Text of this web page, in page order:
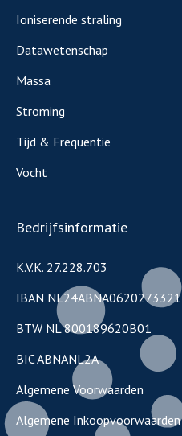
Ioniserende straling
Datawetenschap
Massa
Stroming
Tijd & Frequentie
Vocht
Bedrijfsinformatie
K.V.K. 27.228.703
IBAN NL24ABNA0620273321
BTW NL 800189620B01
BIC ABNANL2A
Algemene Voorwaarden
Algemene Inkoopvoorwaarden